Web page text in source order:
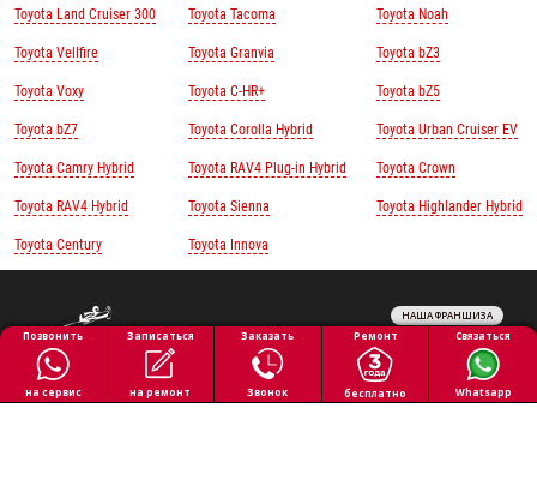
Toyota Land Cruiser 300
Toyota Vellfire
Toyota Voxy
Toyota bZ7
Toyota Camry Hybrid
Toyota RAV4 Hybrid
Toyota Century
Toyota Tacoma
Toyota Granvia
Toyota C-HR+
Toyota Corolla Hybrid
Toyota RAV4 Plug-in Hybrid
Toyota Sienna
Toyota Innova
Toyota Noah
Toyota bZ3
Toyota bZ5
Toyota Urban Cruiser EV
Toyota Crown
Toyota Highlander Hybrid
НАША ФРАНШИЗА
Обработка персональных данных
Политика конфиденциальности
Полезная информация
Все права защищены © 2026 АВТОПИЛОТ
Позвонить
на сервис
Записаться
на ремонт
Заказать
Звонок
Ремонт
бесплатно
Связаться
Whatsapp